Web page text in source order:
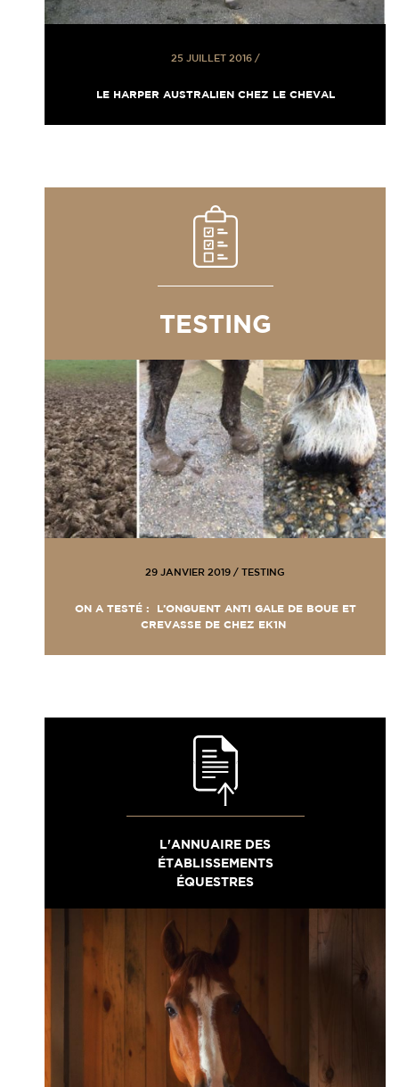
25 JUILLET 2016/
LE HARPER AUSTRALIEN CHEZ LE CHEVAL
TESTING
29 JANVIER 2019 / TESTING
ON A TESTÉ : L’ONGUENT ANTI GALE DE BOUE ET
CREVASSE DE CHEZ EK1N
L'ANNUAIRE DES
ÉTABLISSEMENTS
ÉQUESTRES